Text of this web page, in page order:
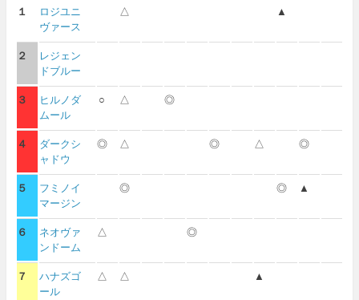
１
ロジユニ
ヴァース
△ ▲
２
レジェン
ドブルー
３
ヒルノダ
ムール
○ △ ◎
４
ダークシ
ャドウ
◎ △ ◎ △ ◎
５
フミノイ
マージン
◎ ◎ ▲
６
ネオヴァ
ンドーム
△ ◎
７
ハナズゴ
ール
△ △ ▲